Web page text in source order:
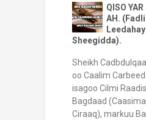
QISO
AH.
Sheegidda).
Sheikh
oo Caalim
isagoo Cilmi
Bagdaad
Ciraaq), markuu